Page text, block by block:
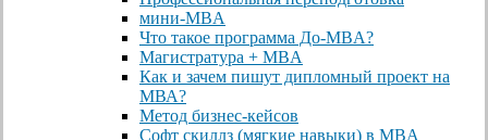
мини-MBA
Что такое программа До-MBA?
Магистратура + MBA
Как и зачем пишут дипломный проект на
МВА?
Метод бизнес-кейсов
Софт скиллз (мягкие навыки) в MBA